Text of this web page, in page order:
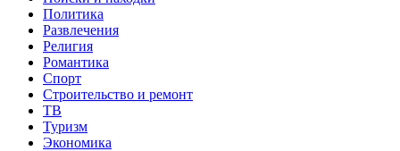
Политика
Развлечения
Религия
Романтика
Спорт
Строительство и ремонт
ТВ
Туризм
Экономика